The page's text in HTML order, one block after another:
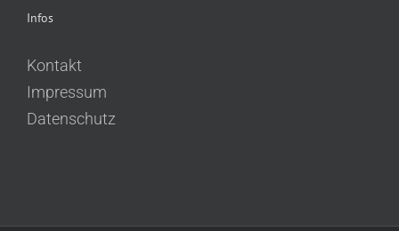
Infos
Kontakt
Impressum
Datenschutz